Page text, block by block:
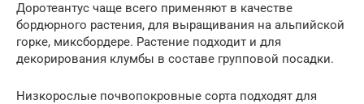
Доротеантус чаще всего применяют в качестве
бордюрного растения, для выращивания на альпийской
горке, миксбордере. Растение подходит и для
декорирования клумбы в составе групповой посадки.
Низкорослые почвопокровные сорта подходят для